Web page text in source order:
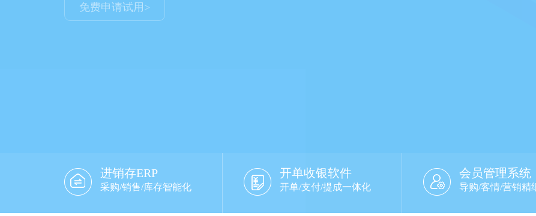
免费申请试用>
进销存ERP
采购/销售/库存智能化
开单收银软件
开单/支付/提成一体化
会员管理系统
导购/客情/营销精